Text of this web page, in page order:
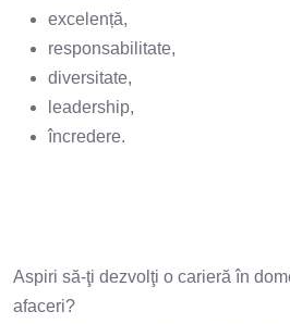
excelență,
responsabilitate,
diversitate,
leadership,
încredere.
Aspiri să-ţi dezvolţi o carieră în
afaceri?